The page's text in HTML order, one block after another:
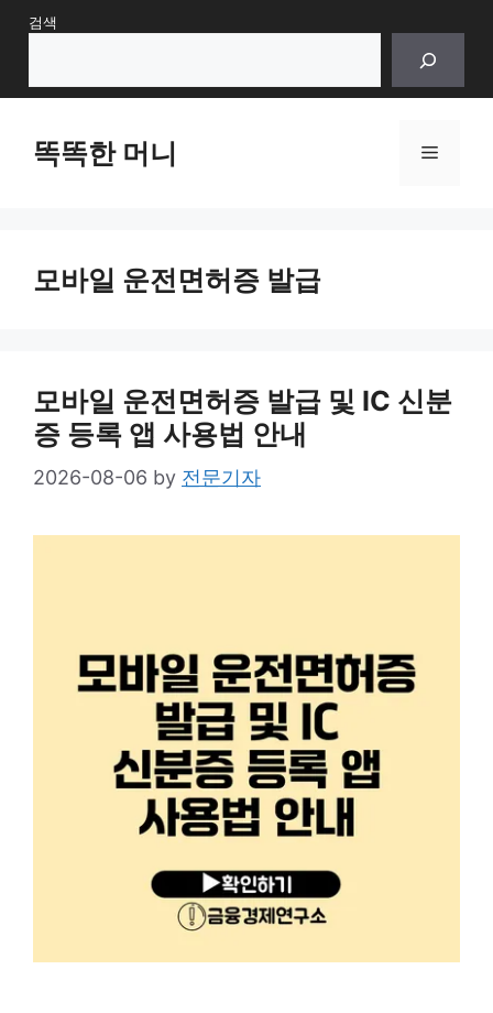
Skip검색
똑똑한 머니 Menu
모바일 운전면허증 발급
모바일 운전면허증 발급 및 IC 신분
증 등록 앱 사용법 안내
2026-08-06 by 전문기자